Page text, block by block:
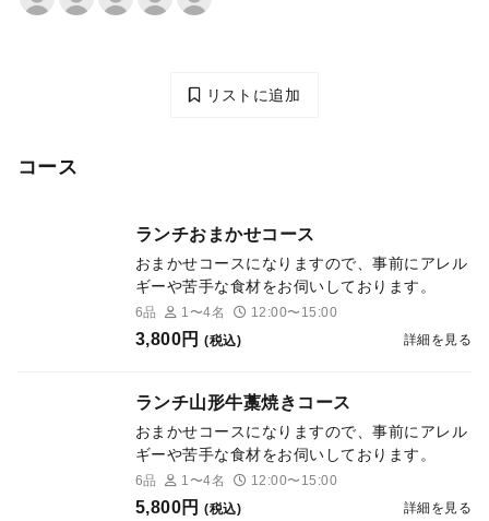
リストに追加
コース
ランチおまかせコース
おまかせコースになりますので、事前にアレル
ギーや苦手な食材をお伺いしております。
6品 1〜4名 12:00〜15:00
3,800円 (税込) 詳細を見る
ランチ山形牛藁焼きコース
おまかせコースになりますので、事前にアレル
ギーや苦手な食材をお伺いしております。
6品 1〜4名 12:00〜15:00
5,800円 (税込) 詳細を見る